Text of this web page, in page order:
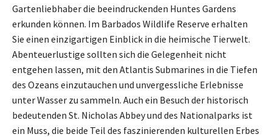
Gartenliebhaber die beeindruckenden Huntes Gardens
erkunden können. Im Barbados Wildlife Reserve erhalten
Sie einen einzigartigen Einblick in die heimische Tierwelt.
Abenteuerlustige sollten sich die Gelegenheit nicht
entgehen lassen, mit den Atlantis Submarines in die Tiefen
des Ozeans einzutauchen und unvergessliche Erlebnisse
unter Wasser zu sammeln. Auch ein Besuch der historisch
bedeutenden St. Nicholas Abbey und des Nationalparks ist
ein Muss, die beide Teil des faszinierenden kulturellen Erbes